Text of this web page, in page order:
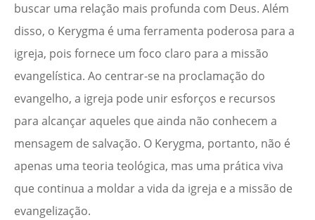
buscar uma relação mais profunda com Deus. Além
disso, o Kerygma é uma ferramenta poderosa para a
igreja, pois fornece um foco claro para a missão
evangelística. Ao centrar-se na proclamação do
evangelho, a igreja pode unir esforços e recursos
para alcançar aqueles que ainda não conhecem a
mensagem de salvação. O Kerygma, portanto, não é
apenas uma teoria teológica, mas uma prática viva
que continua a moldar a vida da igreja e a missão de
evangelização.